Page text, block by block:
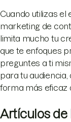
Cuando utilizas
marketing de
limita mucho tu
que te enfoques
preguntes a ti
para tu
forma más eficaz
Artículos de